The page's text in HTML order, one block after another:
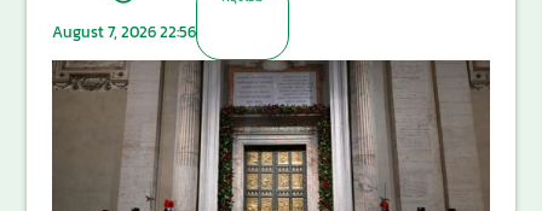
August 7, 2026 22:56